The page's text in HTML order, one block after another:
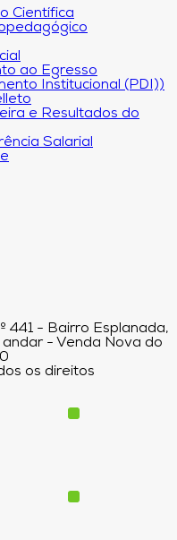
Científica
ao Egresso
Institucional (PDI))
e Resultados do
Salarial
441 - Bairro Esplanada,
andar - Venda Nova do
os direitos